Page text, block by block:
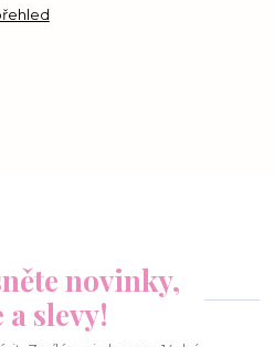
novinky,
a slevy!